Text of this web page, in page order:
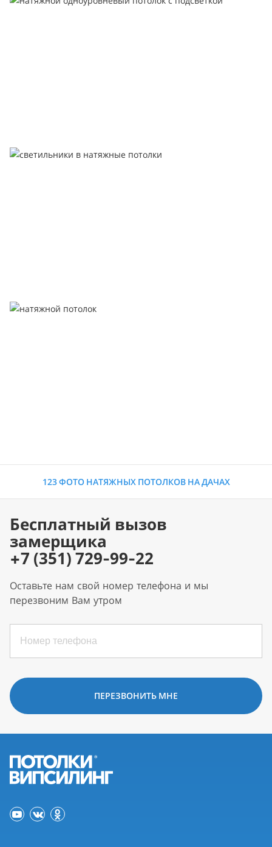
123 ФОТО НАТЯЖНЫХ ПОТОЛКОВ НА ДАЧАХ
Бесплатный вызов
замерщика
+7 (351) 729-99-22
Оставьте нам свой номер телефона и мы
перезвоним Вам утром
ПЕРЕЗВОНИТЬ МНЕ